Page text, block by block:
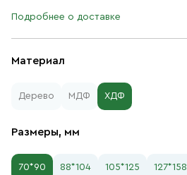
Материал
Дерево МДФ ХДФ
Размеры, мм
70*90 88*104 105*125 127*158
Подробнее о доставке